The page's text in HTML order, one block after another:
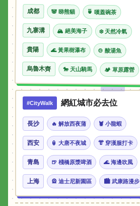
成都 🐼 睇熊貓 🍵 嘆蓋碗茶
九寨溝 🏔 絕美海子 ❄️ 天然冷氣
貴陽 🌊 黃果樹瀑布 🍲 酸湯魚
烏魯木齊 🐎 天山騎馬 🏕 草原露營
#CityWalk 網紅城市必去位
長沙 🔥 解放西夜蒲 🦞 小龍蝦
西安 🏮 大唐不夜城 👘 穿漢服打卡
青島 🍺 棧橋原漿啤酒 🌊 海邊吹風
上海 🎡 迪士尼新園區 🏙 武康路漫步